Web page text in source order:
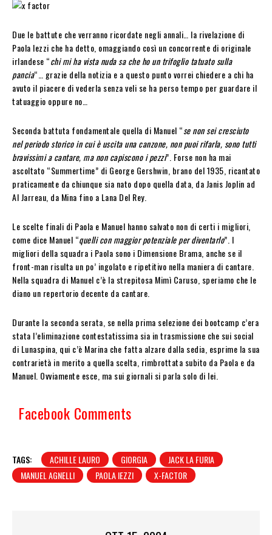
Due le battute che verranno ricordate negli annali… la rivelazione di
Paola Iezzi che ha detto, omaggiando così un concorrente di originale
irlandese “chi mi ha vista nuda sa che ho un trifoglio tatuato sulla
pancia“… grazie della notizia e a questo punto vorrei chiedere a chi ha
avuto il piacere di vederla senza veli se ha perso tempo per guardare il
tatuaggio oppure no…
Seconda battuta fondamentale quella di Manuel “se non sei cresciuto
nel periodo storico in cui è uscita una canzone, non puoi rifarla, sono tutti
bravissimi a cantare, ma non capiscono i pezzi”. Forse non ha mai
ascoltato “Summertime” di George Gershwin, brano del 1935, ricantato
praticamente da chiunque sia nato dopo quella data, da Janis Joplin ad
Al Jarreau, da Mina fino a Lana Del Rey.
Le scelte finali di Paola e Manuel hanno salvato non di certi i migliori,
come dice Manuel “quelli con maggior potenziale per diventarlo”. I
migliori della squadra i Paola sono i Dimensione Brama, anche se il
front-man risulta un po’ ingolato e ripetitivo nella maniera di cantare.
Nella squadra di Manuel c’è la strepitosa Mimì Caruso, speriamo che le
diano un repertorio decente da cantare.
Durante la seconda serata, se nella prima selezione dei bootcamp c’era
stata l’eliminazione contestatissima sia in trasmissione che sui social
di Lunaspina, qui c’è Marina che fatta alzare dalla sedia, esprime la sua
contrarietà in merito a quella scelta, rimbrottata subito da Paola e da
Manuel. Ovviamente esce, ma sui giornali si parla solo di lei.
Facebook Comments
TAGS: ACHILLE LAURO GIORGIA
JACK LA FURIA
MANUEL AGNELLI
PAOLA IEZZI X-FACTOR